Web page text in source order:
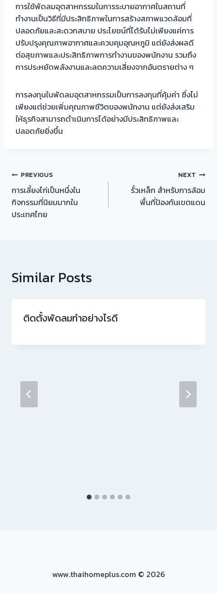
การใช้พัดลมอุตสาหกรรมในการระบายอากาศในสถานที่
ทำงานเป็นวิธีที่มีประสิทธิภาพในการสร้างสภาพแวดล้อมที่
ปลอดภัยและสะดวกสบาย ประโยชน์ที่ได้รับไม่เพียงแค่การ
ปรับปรุงคุณภาพอากาศและควบคุมอุณหภูมิ แต่ยังส่งผลดี
ต่อสุขภาพและประสิทธิภาพการทำงานของพนักงาน รวมถึง
การประหยัดพลังงานและลดความเสี่ยงจากอันตรายต่าง ๆ
การลงทุนในพัดลมอุตสาหกรรมเป็นการลงทุนที่คุ้มค่า ซึ่งไม่
เพียงแต่ช่วยเพิ่มคุณภาพชีวิตของพนักงาน แต่ยังส่งเสริม
ให้ธุรกิจสามารถดำเนินการได้อย่างมีประสิทธิภาพและ
ปลอดภัยยิ่งขึ้น
แนะแนว
เรื่อง
PREVIOUS
การเลี้ยงไก่เป็นหนึ่งใน
กิจกรรมที่นิยมมากใน
ประเทศไทย
NEXT
รั้วเหล็ก สำหรับการล้อม
พื้นที่ป้องกันเขตแดน
Similar Posts
ติดตั้งพัดลมทำอย่างไรดี
www.thaihomeplus.com © 2026